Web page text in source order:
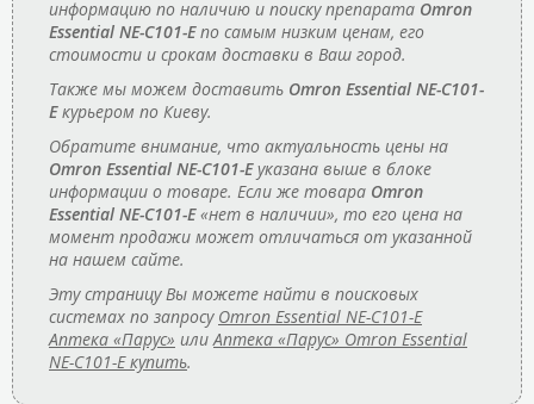
информацию по наличию и поиску препарата Omron
Essential NE-C101-Eпо самым низким ценам, его
стоимости и срокам доставки в Ваш город.
Также мы можем доставить Omron Essential NE-C101-
Eкурьером по Киеву.
Обратите внимание, что актуальность цены на
Omron Essential NE-C101-Eуказана выше в блоке
информации о товаре. Если же товара Omron
Essential NE-C101-E«нет в наличии», то его цена на
момент продажи может отличаться от указанной
на нашем сайте.
Эту страницу Вы можете найти в поисковых
системах по запросу Omron Essential NE-C101-E
Аптека «Парус» илиАптека «Парус» Omron Essential
NE-C101-E купить.